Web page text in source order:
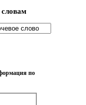
по